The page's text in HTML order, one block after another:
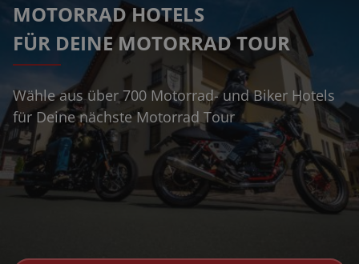
MOTORRAD HOTELS
FÜR DEINE MOTORRAD TOUR
Wähle aus über 700 Motorrad- und Biker Hotels
für Deine nächste Motorrad Tour